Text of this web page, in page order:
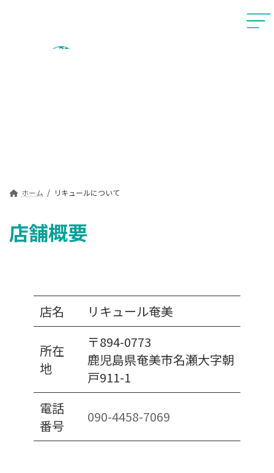
ホーム リキュールについて
店舗概要
店名 リキュール奄美
所在
地
〒894-0773
鹿児島県奄美市名瀬大字朝
戸911-1
電話
番号
090-4458-7069